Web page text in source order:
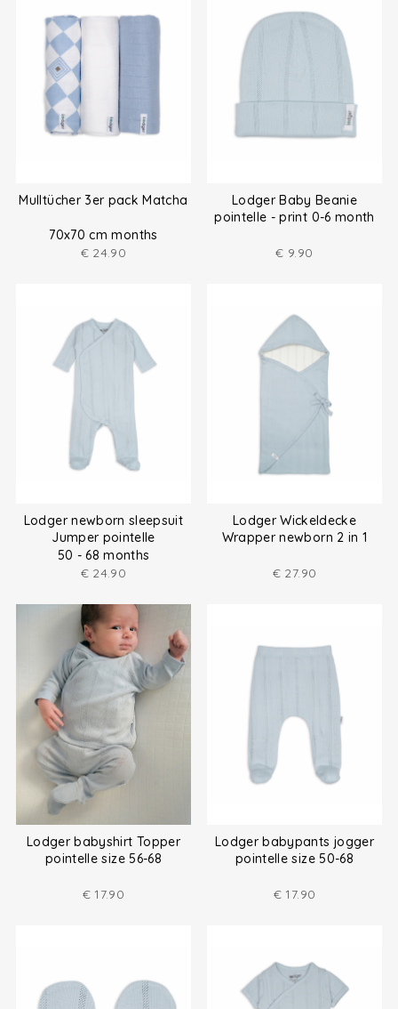
Mulltücher 3er pack Matcha
70x70 cm months
€ 24.90
Lodger Baby Beanie
pointelle - print 0-6 month
€ 9.90
Lodger newborn sleepsuit
Jumper pointelle
50 - 68 months
€ 24.90
Lodger Wickeldecke
Wrapper newborn 2 in 1
€ 27.90
Lodger babyshirt Topper
pointelle size 56-68
€ 17.90
Lodger babypants jogger
pointelle size 50-68
€ 17.90